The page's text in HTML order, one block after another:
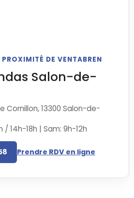
DE VENTABREN
Salon-de-
Cornillon, 13300 Salon-de-
/ 14h-18h | Sam: 9h-12h
Prendre RDV en ligne